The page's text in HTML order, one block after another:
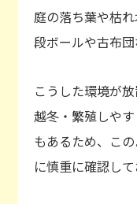
庭の落ち葉や枯
段ボールや古布団
こうした環境が
越冬・繁殖しや
もあるため、こ
に慎重に確認して